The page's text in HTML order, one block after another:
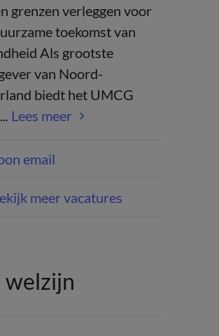
grenzen verleggen voor
toekomst van
Als grootste
van Noord-
biedt het UMCG
Lees meer
email
meer vacatures
welzijn